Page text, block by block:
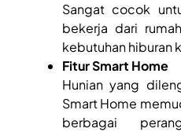
Sangat cocok
bekerja dari
kebutuhan hiburan
Fitur Smart Home
Hunian yang
Smart Home
berbagai